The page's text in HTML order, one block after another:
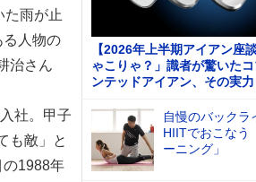
雨が止
人物の
治さん
社。甲子
も敵」と
の1988年
【2026年上半期アイアン座
ゃこりゃ？」識者が驚いた
ンテッドアイアン、その実
自慢のバックラ
HIITでおこなう
ーニング」